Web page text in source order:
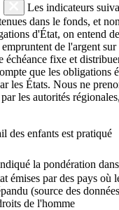
Les indicateurs
dans le fonds, et
d'État, on entend
de l'argent sur
échéance fixe et
que les obligations
les États. Nous ne
les autorités
des enfants est pratiqué
la pondération
émises par des pays où
(source des
de l'homme